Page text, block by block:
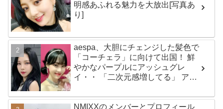
明感あふれる魅力を大放出[写真あ
り]
aespa、大胆にチェンジした髪色で
「コーチェラ」に向けて出国！ 鮮
やかなパープルにアッシュグレ
イ・・ 「二次元感増してる」 アバ
NMIXXのメンバーとプロフィール